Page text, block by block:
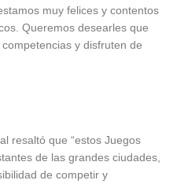
muy felices y contentos
Queremos desearles que
y disfruten de
resaltó que “estos Juegos
de las grandes ciudades,
de competir y